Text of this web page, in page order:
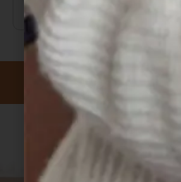
Suscribite a nuestro